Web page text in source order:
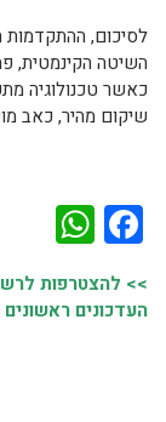
לסיכום,
השיטה הקינמטית,
כאשר טכנולוגיה
שיקום מהיר, כאב
>> להצטרפות
העדכונים